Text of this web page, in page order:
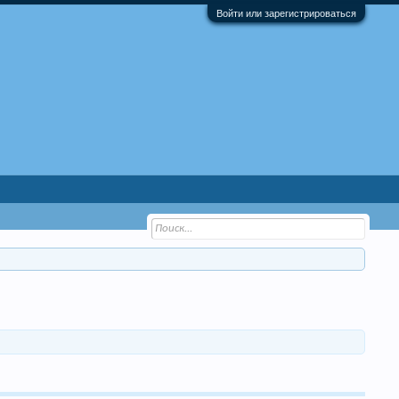
Войти или зарегистрироваться